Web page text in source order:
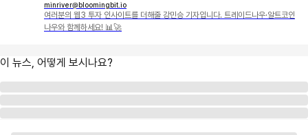
minriver@bloomingbit.io
여러분의 웹3 투자 인사이트를 더해줄 강민승 기자입니다. 트레이드나우·알트코인
나우와 함께하세요! 📊🚀
이 뉴스, 어떻게 보시나요?